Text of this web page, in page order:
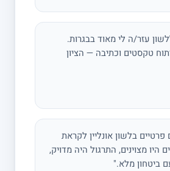
עזר/ה לי מאוד בבגרות.
טקסטים וכתיבה — הציון
בלשון אונליין לקראת
היו מצוינים, התרגול היה מדויק,
ביטחון מלא."